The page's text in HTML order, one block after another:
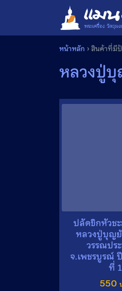
หน้าหลัก ›สินค้าที่มี
หลวงปู่
ปลัดขิกหัวช
หลวงปู่บุญ
วรรณปร
จ.เพชรบูรณ์
ที่ 1
550